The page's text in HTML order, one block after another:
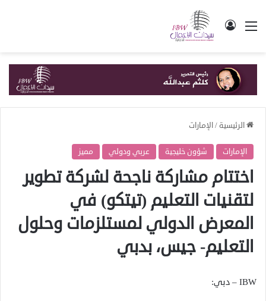
القائمة تسجيل الدخول
الرئيسية/الإمارات
الإمارات شؤون خليجية عربي ودولي مميز
اختتام مشاركة ناجحة لشركة تطوير
لتقنيات التعليم (تيتكو) في
المعرض الدولي لمستلزمات وحلول
التعليم- جيس، بدبي
IBW – دبي: